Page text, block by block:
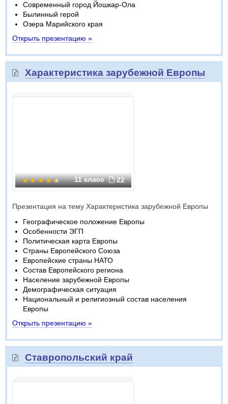
Современный город Йошкар-Ола
Былинный герой
Озера Марийского края
Открыть презентацию »
Характеристика зарубежной Европы
11 класс 22
Презентация на тему Характеристика зарубежной Европы
Географическое положение Европы
Особенности ЭГП
Политическая карта Европы
Страны Европейского Союза
Европейские страны НАТО
Состав Европейского региона
Население зарубежной Европы
Демографическая ситуация
Национальный и религиозный состав населения
Европы
Открыть презентацию »
Ставропольский край